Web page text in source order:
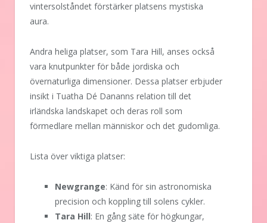
vintersolståndet förstärker platsens mystiska
aura.
Andra heliga platser, som Tara Hill, anses också
vara knutpunkter för både jordiska och
övernaturliga dimensioner. Dessa platser erbjuder
insikt i Tuatha Dé Dananns relation till det
irländska landskapet och deras roll som
förmedlare mellan människor och det gudomliga.
Lista över viktiga platser:
Newgrange: Känd för sin astronomiska
precision och koppling till solens cykler.
Tara Hill: En gång säte för högkungar,